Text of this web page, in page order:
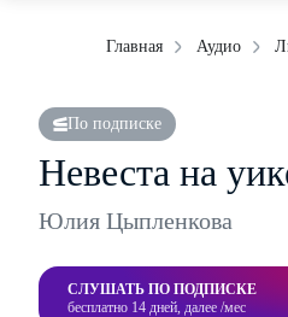
Главная Аудио
По подписке
Невеста на
Юлия Цыпленкова
СЛУШАТЬ ПО ПОДПИСКЕ
бесплатно 14 дней, далее /мес